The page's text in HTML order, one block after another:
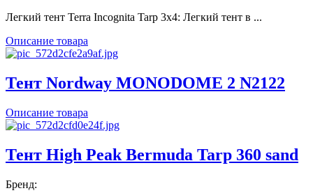
Легкий тент Terra Incognita Tarp 3x4: Легкий тент в ...
Описание товара
Тент Nordway MONODOME 2 N2122
Описание товара
Тент High Peak Bermuda Tarp 360 sand
Бренд: